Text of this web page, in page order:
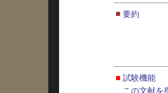
■ 要約
■ 試験機能
この文献を